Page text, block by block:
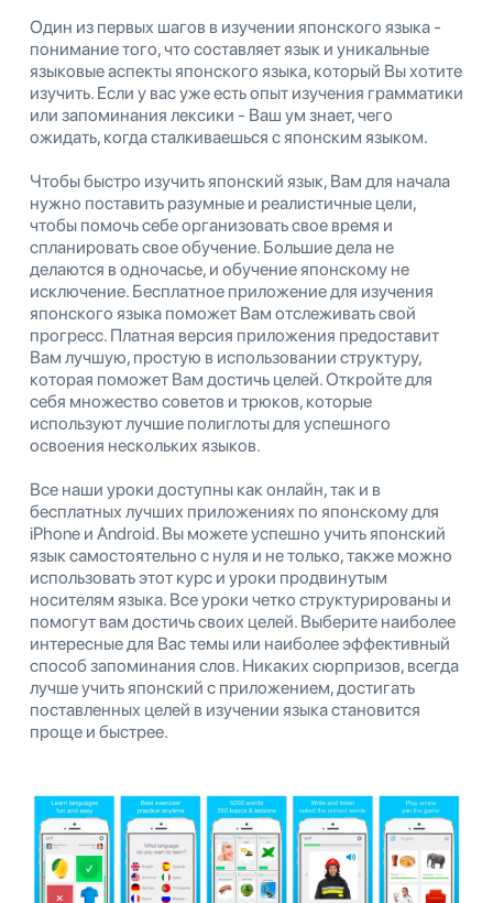
Один из первых шагов в изучении японского языка -
понимание того, что составляет язык и уникальные
языковые аспекты японского языка, который Вы хотите
изучить. Если у вас уже есть опыт изучения грамматики
или запоминания лексики - Ваш ум знает, чего
ожидать, когда сталкиваешься с японским языком.
Чтобы быстро изучить японский язык, Вам для начала
нужно поставить разумные и реалистичные цели,
чтобы помочь себе организовать свое время и
спланировать свое обучение. Большие дела не
делаются в одночасье, и обучение японскому не
исключение. Бесплатное приложение для изучения
японского языка поможет Вам отслеживать свой
прогресс. Платная версия приложения предоставит
Вам лучшую, простую в использовании структуру,
которая поможет Вам достичь целей. Откройте для
себя множество советов и трюков, которые
используют лучшие полиглоты для успешного
освоения нескольких языков.
Все наши уроки доступны как онлайн, так и в
бесплатных лучших приложениях по японскому для
iPhone и Android. Вы можете успешно учить японский
язык самостоятельно с нуля и не только, также можно
использовать этот курс и уроки продвинутым
носителям языка. Все уроки четко структурированы и
помогут вам достичь своих целей. Выберите наиболее
интересные для Вас темы или наиболее эффективный
способ запоминания слов. Никаких сюрпризов, всегда
лучше учить японский с приложением, достигать
поставленных целей в изучении языка становится
проще и быстрее.